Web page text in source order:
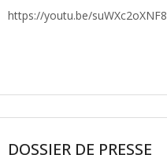
https://youtu.be/suWXc2oXNF8
DOSSIER DE PRESSE